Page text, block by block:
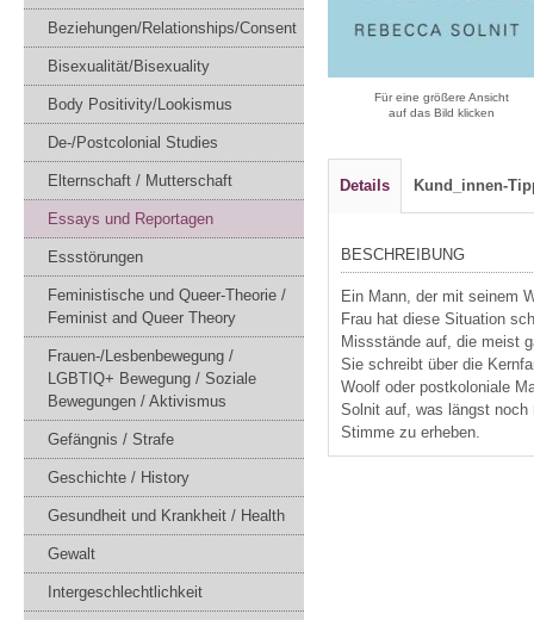
Beziehungen/Relationships/Consent
Bisexualität/Bisexuality
Body Positivity/Lookismus
De-/Postcolonial Studies
Elternschaft / Mutterschaft
Essays und Reportagen
Essstörungen
Feministische und Queer-Theorie /
Feminist and Queer Theory
Frauen-/Lesbenbewegung /
LGBTIQ+ Bewegung / Soziale
Bewegungen / Aktivismus
Gefängnis / Strafe
Geschichte / History
Gesundheit und Krankheit / Health
Gewalt
Intergeschlechtlichkeit
Für eine größere Ansicht
auf das Bild klicken
Details Kund_innen-
BESCHREIBUNG
Ein Mann, der mit seinem
Frau hat diese Situation
Missstände auf, die meist
Sie schreibt über die
Woolf oder postkoloniale
Solnit auf, was längst
Stimme zu erheben.